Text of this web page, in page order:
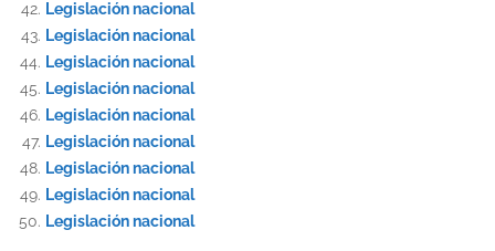
Legislación nacional
Legislación nacional
Legislación nacional
Legislación nacional
Legislación nacional
Legislación nacional
Legislación nacional
Legislación nacional
Legislación nacional